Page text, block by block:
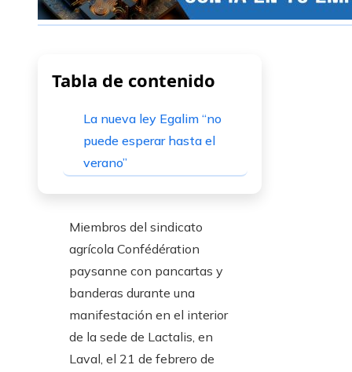
Tabla de contenido
La nueva ley Egalim “no
puede esperar hasta el
verano”
Miembros del sindicato
agrícola Confédération
paysanne con pancartas y
banderas durante una
manifestación en el interior
de la sede de Lactalis, en
Laval, el 21 de febrero de